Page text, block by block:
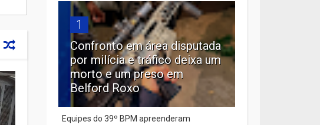
1
Confronto em área disputada
por milícia e tráfico deixa um
morto e um preso em
Belford Roxo
Equipes do 39º BPM apreenderam